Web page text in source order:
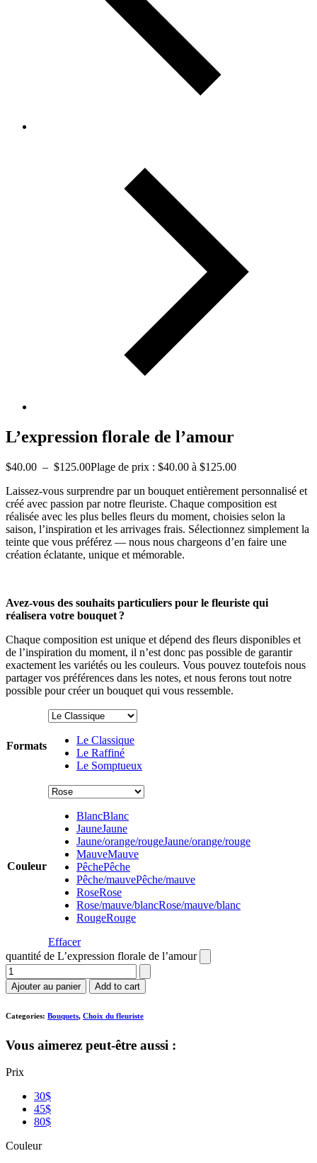
L’expression florale de l’amour
$40.00 – $125.00Plage de prix : $40.00 à $125.00
Laissez-vous surprendre par un bouquet entièrement personnalisé et
créé avec passion par notre fleuriste. Chaque composition est
réalisée avec les plus belles fleurs du moment, choisies selon la
saison, l’inspiration et les arrivages frais. Sélectionnez simplement la
teinte que vous préférez — nous nous chargeons d’en faire une
création éclatante, unique et mémorable.
Avez-vous des souhaits particuliers pour le fleuriste qui
réalisera votre bouquet ?
Chaque composition est unique et dépend des fleurs disponibles et
de l’inspiration du moment, il n’est donc pas possible de garantir
exactement les variétés ou les couleurs. Vous pouvez toutefois nous
partager vos préférences dans les notes, et nous ferons tout notre
possible pour créer un bouquet qui vous ressemble.
Formats
Le Classique
Le Raffiné
Le Somptueux
Couleur
BlancBlanc
JauneJaune
Jaune/orange/rougeJaune/orange/rouge
MauveMauve
PêchePêche
Pêche/mauvePêche/mauve
RoseRose
Rose/mauve/blancRose/mauve/blanc
RougeRouge
Effacer
quantité de L’expression florale de l’amour
Ajouter au panier Add to cart
Categories: Bouquets, Choix du fleuriste
Vous aimerez peut-être aussi :
Prix
30$
45$
80$
Couleur